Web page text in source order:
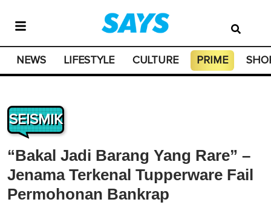
NEWS LIFESTYLE CULTURE PRIME
SEISMIK
“Bakal Jadi Barang Yang Rare” –
Jenama Terkenal Tupperware Fail
Permohonan Bankrap